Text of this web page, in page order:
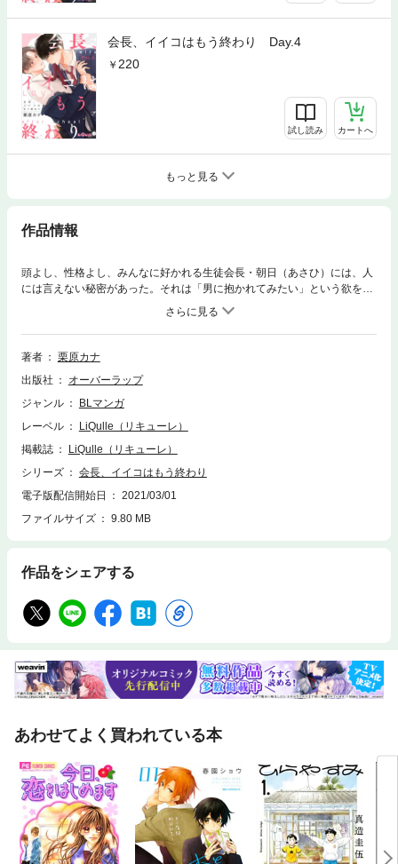
会長、イイコはもう終わり Day.4
220
試し読み カートへ
もっと見る
作品情報
頭よし、性格よし、みんなに好かれる生徒会長・朝日（あさひ）には、人
には言えない秘密があった。それは「男に抱かれてみたい」という欲を抱
えていること――。卒業までになんとかセックスの『経験』をしてみたく
て出会い系サイトをこっそり見ていると、今までそっけない態度を取られ
ていた後輩の飛騨（ひだ）に見つかってしまう！「興味あるよ、イイコな
表情ばっかりしてる先輩の素の顔」からかわれてるだけってわかってるの
この関係は終わり――。放課後限定、内緒のセフレ関係。
著者
栗原カナ
出版社
オーバーラップ
ジャンル
BLマンガ
レーベル
LiQulle（リキューレ）
掲載誌
LiQulle（リキューレ）
シリーズ
会長、イイコはもう終わり
電子版配信開始日
2021/03/01
ファイルサイズ
9.80 MB
作品をシェアする
あわせてよく買われている本